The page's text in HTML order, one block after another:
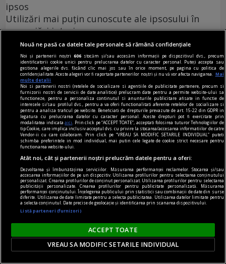
ipsos
Utilizări mai puțin cunoscute ale ipsosului în
amenajări interioare
Ipsosul (pulbere obținută prin arderea și
măcinarea gipsului, care face priză rapid în
contact cu apa) apare frecvent în reparații. Îl
folosești pentru a umple găuri sau pentru a fixa
doze electrice și, de multe ori, te oprești aici.
vinuri premium
Nouă ne pasă ca datele tale personale să rămână confidențiale
Noi și partenerii noștri606 stocăm și/sau accesăm informații pe dispozitivul dvs., precum
identificatorii cookie unici pentru prelucrarea datelor cu caracter personal. Puteți accepta sau
gestiona alegerile dvs. făcând clic mai jos sau în orice moment, pe pagina cu politica de
confidențialitate. Aceste alegeri vor fi raportate partenerilor noștri și nu vă vor afecta navigarea.
Mai
multe detalii
Noi si partenerii nostri (retelele de socializare si agentiile de publicitate partenere, precum si
furnizorii nostri de servicii de date analitice) prelucram date pentru a permite website-ului sa
functioneze, pentru a personaliza continutul si anunturile publicitare afisate in functie de
interesele si/sau profilul dvs., pentru a va oferi functionalitati aferente retelelor de socializare si
pentru a analiza traficul pe website. Beneficiati de drepturile prevazute de art. 15-22 din GDPR in
legatura cu prelucrarea datelor cu caracter personal. Aceste drepturi pot fi exercitate prin
modalitatea indicataaici
. Prin click pe “ACCEPT TOATE”, acceptati folosirea tuturor Tehnologiilor de
tip Cookie, care implica inclusiv acceptul dvs. cu privire la stocarea/accesarea informatiilor de catre
Vendor-ii cu care colaboram. Prin click pe “VREAU SA MODIFIC SETARILE INDIVIDUAL” puteti
schimba preferintele in mod individual, mai putin cele legate de cookie strict necesare pentru
functionarea website-ului.
Atât noi, cât și partenerii noștri prelucrăm datele pentru a oferi:
Dezvoltarea și îmbunătățirea serviciilor. Măsurarea performanței reclamelor. Stocarea și/sau
accesarea informațiilor de pe un dispozitiv. Utilizarea profilurilor pentru selectarea conținutului
personalizat. Crearea profilurilor de conținut personalizat. Utilizarea profilurilor pentru selectarea
publicității personalizate. Crearea profilurilor pentru publicitate personalizată. Măsurarea
performanței conținutului. Înțelegerea publicului prin statistici sau combinații de date din surse
diferite. Utilizarea de date limitate pentru a selecta publicitatea. Utilizarea datelor limitate pentru
a selecta conținutul. Date precise de geolocație și identificarea prin scanarea dispozitivului.
Listă parteneri (furnizori)
ACCEPT TOATE
VREAU SA MODIFIC SETARILE INDIVIDUAL